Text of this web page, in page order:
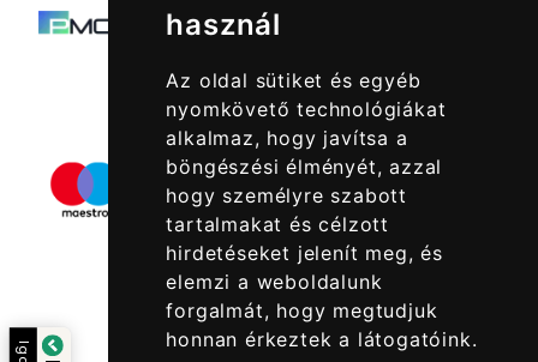
használ
Az oldal sütiket és egyéb
nyomkövető technológiákat
alkalmaz, hogy javítsa a
böngészési élményét, azzal
hogy személyre szabott
tartalmakat és célzott
hirdetéseket jelenít meg, és
elemzi a weboldalunk
forgalmát, hogy megtudjuk
honnan érkeztek a látogatóink.